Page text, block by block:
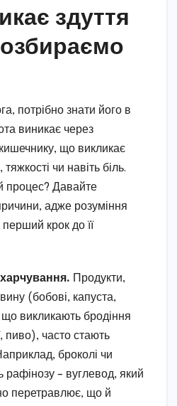
здуття
потрібно знати його в
виникає через
що викликає
чи навіть біль.
процес? Давайте
адже розуміння
крок до її
Продукти,
(бобові, капуста,
що викликають бродіння
пиво), часто стають
броколі чи
рафінозу – вуглевод, який
перетравлює, що й